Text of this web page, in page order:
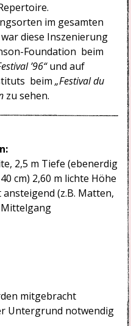
im gesamten
diese Inszenierung
Foundation beim
’96“und auf
beim„Festival du
zu sehen.
2,5 m Tiefe (ebenerdig
cm) 2,60 m lichte Höhe
(z.B. Matten,
mitgebracht
Untergrund notwendig